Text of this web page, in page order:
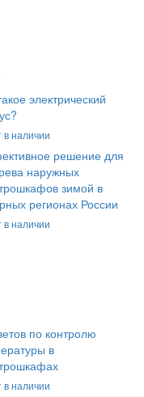
электрический
в наличии
решение для
наружных
зимой в
регионах России
в наличии
по контролю
в
в наличии